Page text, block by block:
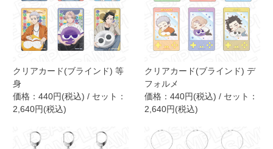
クリアカード(ブラインド) 等
身
価格：440円(税込) / セット：
2,640円(税込)
クリアカード(ブラインド) デ
フォルメ
価格：440円(税込) / セット：
2,640円(税込)